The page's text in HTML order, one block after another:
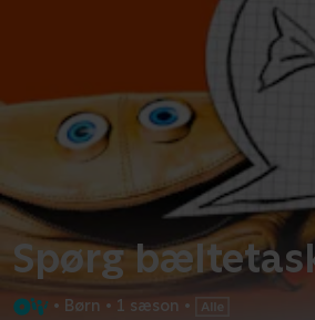
Spørg
• Børn • 1 sæson •